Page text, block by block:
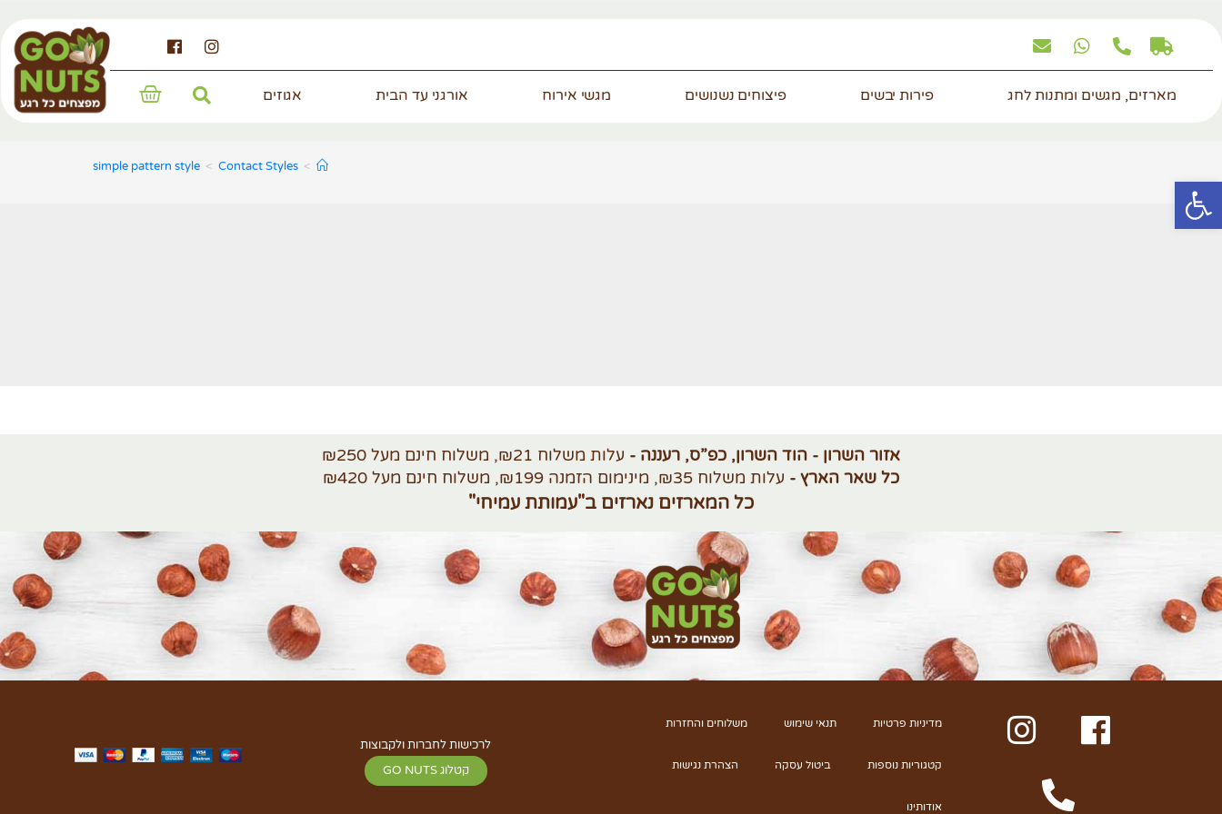
מארזים, מגשים ומתנות לחג פירות יבשים פיצוחים נשנושים מגשי אירוח אורגני עד הבית אגוזים
>
Contact Styles
>
simple pattern style
אזור השרון - הוד השרון, כפ”ס, רעננה - עלות משלוח ₪21, משלוח חינם מעל ₪250
כל שאר הארץ - עלות משלוח ₪35, מינימום הזמנה ₪199, משלוח חינם מעל ₪420
כל המארזים נארזים ב"עמותת עמיחי"
מדיניות פרטיות תנאי שימוש משלוחים והחזרות
קטגוריות נוספות ביטול עסקה הצהרת נגישות
אודותינו
לרכישות לחברות ולקבוצות
קטלוג GO NUTS
פתח סרגל נגישות